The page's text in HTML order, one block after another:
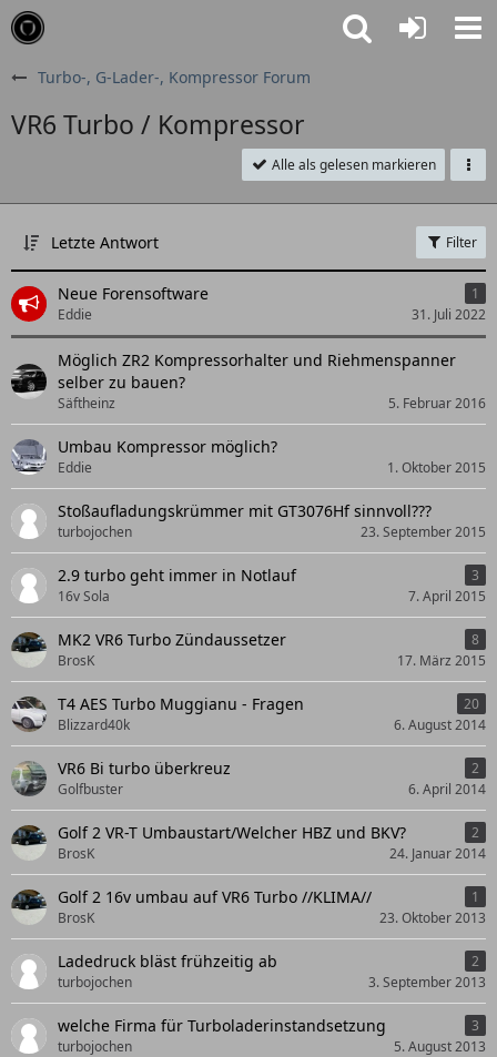
Turbo-, G-Lader-, Kompressor Forum
VR6 Turbo / Kompressor
Alle als gelesen markieren
Letzte Antwort Filter
Neue Forensoftware
1
Eddie
31. Juli 2022
Möglich ZR2 Kompressorhalter und Riehmenspanner
selber zu bauen?
Säftheinz 5. Februar 2016
Umbau Kompressor möglich?
Eddie 1. Oktober 2015
Stoßaufladungskrümmer mit GT3076Hf sinnvoll???
turbojochen 23. September 2015
2.9 turbo geht immer in Notlauf
3
16v Sola
7. April 2015
MK2 VR6 Turbo Zündaussetzer
8
BrosK
17. März 2015
T4 AES Turbo Muggianu - Fragen
20
Blizzard40k
6. August 2014
VR6 Bi turbo überkreuz
2
Golfbuster
6. April 2014
Golf 2 VR-T Umbaustart/Welcher HBZ und BKV?
2
BrosK
24. Januar 2014
Golf 2 16v umbau auf VR6 Turbo //KLIMA//
1
BrosK
23. Oktober 2013
Ladedruck bläst frühzeitig ab
2
turbojochen
3. September 2013
welche Firma für Turboladerinstandsetzung
3
turbojochen
5. August 2013